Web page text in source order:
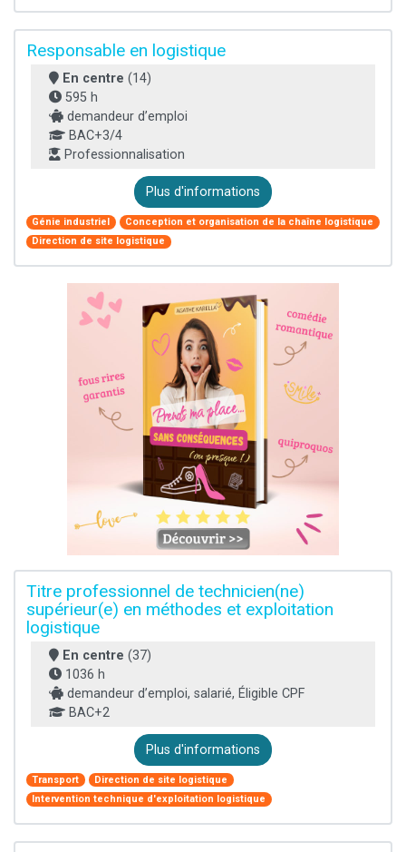
Responsable en logistique
En centre (14)
595 h
demandeur d’emploi
BAC+3/4
Professionnalisation
Plus d'informations
Génie industriel
Conception et organisation de la chaîne logistique
Direction de site logistique
Titre professionnel de technicien(ne)
supérieur(e) en méthodes et exploitation
logistique
En centre (37)
1036 h
demandeur d’emploi, salarié, Éligible CPF
BAC+2
Plus d'informations
Transport
Direction de site logistique
Intervention technique d'exploitation logistique